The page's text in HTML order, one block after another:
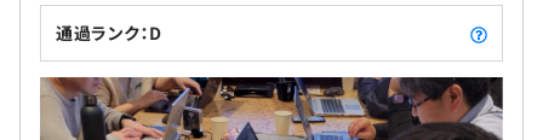
通過ランク：D